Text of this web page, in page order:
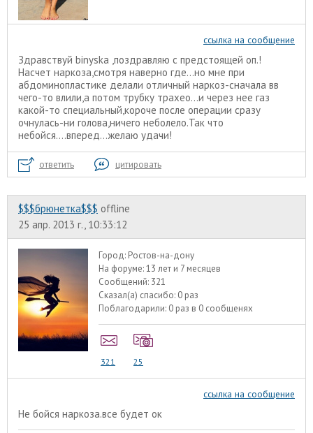
ссылка на сообщение
Здравствуй binyska ,поздравляю с предстоящей оп.!
Насчет наркоза,смотря наверно где...но мне при
абдоминопластике делали отличный наркоз-сначала вв
чего-то влили,а потом трубку трахео...и через нее газ
какой-то специальный,короче после операции сразу
очнулась-ни голова,ничего неболело.Так что
небойся....вперед...желаю удачи!
ответить цитировать
$$$брюнетка$$$ offline
25 апр. 2013 г., 10:33:12
Город: Ростов-на-дону
На форуме:13 лет и 7 месяцев
Сообщений: 321
Сказал(а) спасибо: 0 раз
Поблагодарили: 0 раз в 0 сообщенях
321 25
ссылка на сообщение
Не бойся наркоза.все будет ок